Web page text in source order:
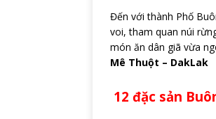
Đến với thành Phố
voi, tham quan núi
món ăn dân giã vừa
Mê Thuột – DakLak
12 đặc sản